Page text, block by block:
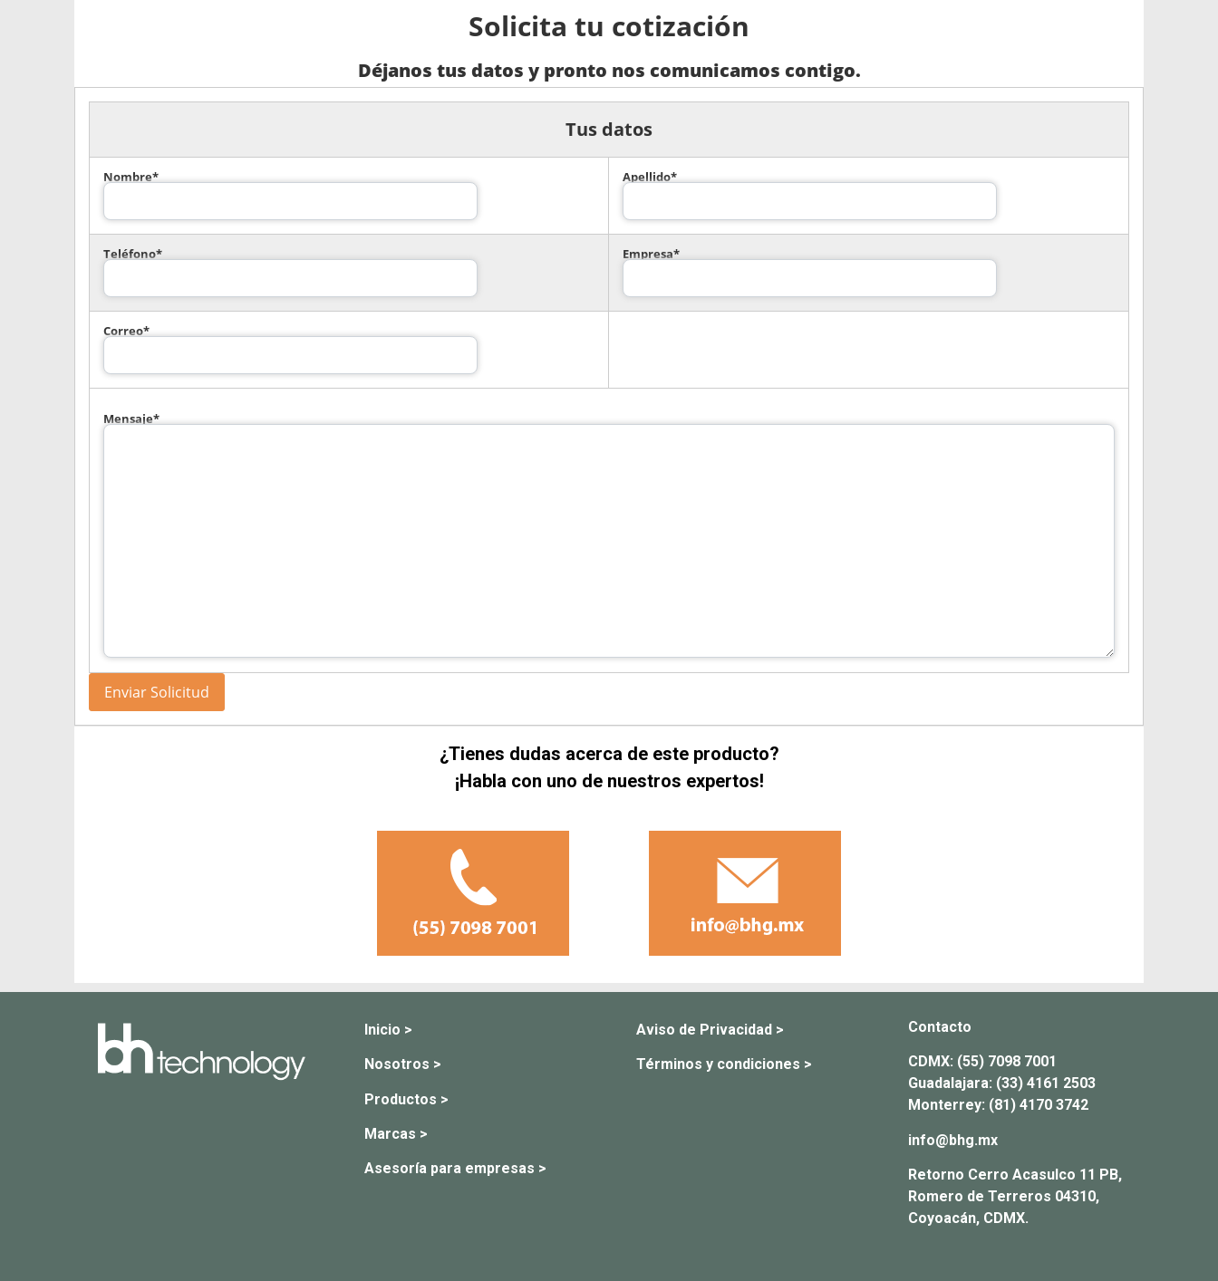
Solicita tu cotización
Déjanos tus datos y pronto nos comunicamos contigo.
Tus datos
Nombre* Apellido*
Teléfono* Empresa*
Correo*
Mensaje*
¿Tienes dudas acerca de este producto?
¡Habla con uno de nuestros expertos!
Inicio >
Nosotros >
Productos >
Marcas >
Asesoría para empresas >
Aviso de Privacidad >
Términos y condiciones >
Contacto
CDMX: (55) 7098 7001
Guadalajara: (33) 4161 2503
Monterrey: (81) 4170 3742
info@bhg.mx
Retorno Cerro Acasulco 11 PB,
Romero de Terreros 04310,
Coyoacán, CDMX.